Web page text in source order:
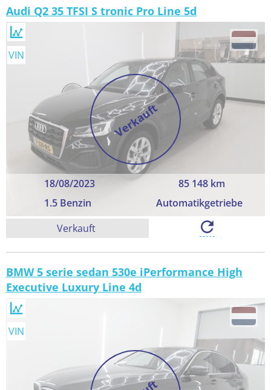
Audi Q2 35 TFSI S tronic Pro Line 5d
Verkauft
18/08/2023
85 148 km
1.5 Benzin
Automatikgetriebe
VIN
Verkauft
BMW 5 serie sedan 530e iPerformance High
Executive Luxury Line 4d
VIN